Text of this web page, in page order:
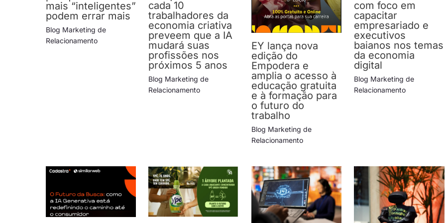
mais “inteligentes”
podem errar mais
Blog Marketing de
Relacionamento
cada 10
trabalhadores da
economia criativa
preveem que a IA
mudará suas
profissões nos
próximos 5 anos
Blog Marketing de
Relacionamento
EY lança nova
edição do
Empodera e
amplia o acesso à
educação gratuita
e à formação para
o futuro do
trabalho
Blog Marketing de
Relacionamento
com foco em
capacitar
empresariado e
executivos
baianos nos temas
da economia
digital
Blog Marketing de
Relacionamento